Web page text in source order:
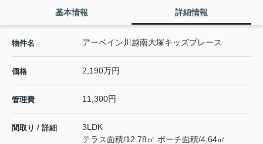
基本情報 詳細情報
物件名 アーベイン川越南大塚キッズプレース
価格 2,190万円
管理費 11,300円
間取り / 詳細
3LDK
テラス面積/12.78㎡ ポーチ面積/4.64㎡